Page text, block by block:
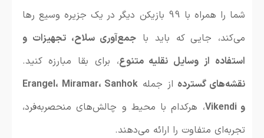
شما را همراه با 99 بازیکن دیگر در یک جزیره وسیع رها
می‌کند، جایی که باید با جمع‌آوری سلاح، تجهیزات و
استفاده از وسایل نقلیه متنوع، برای بقا مبارزه کنید.
نقشه‌های گسترده از جمله Erangel، Miramar، Sanhok
و Vikendi
، هرکدام با محیط و چالش‌های منحصربه‌فرد،
تجربه‌ای متفاوت را ارائه می‌دهند.